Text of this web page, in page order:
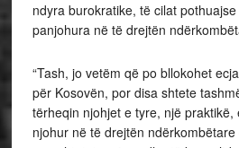
ndyra burokratike, të cilat
panjohura në të drejtën
“Tash, jo vetëm që po bllokohet
për Kosovën, por disa shtete
tërheqin njohjet e tyre, një praktikë,
njohur në të drejtën